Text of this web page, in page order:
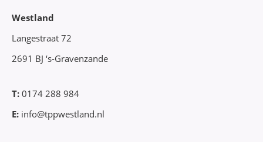
Westland
Langestraat 72
2691 BJ ‘s-Gravenzande
T: 0174 288 984
E: info@tppwestland.nl